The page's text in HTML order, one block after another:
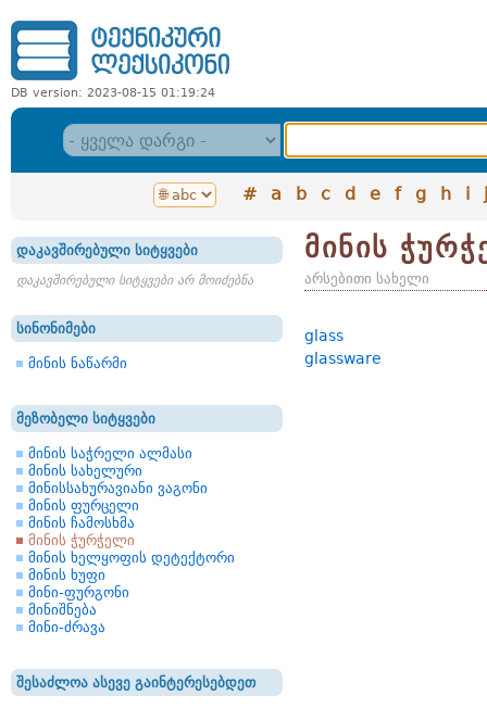
DB version: 2023-08-15 01:19:24
# a b c d e f g h i j
დაკავშირებული სიტყვები
დაკავშირებული სიტყვები არ მოიძებნა
სინონიმები
მინის ნაწარმი
მეზობელი სიტყვები
მინის საჭრელი ალმასი
მინის სახელური
მინისსახურავიანი ვაგონი
მინის ფურცელი
მინის ჩამოსხმა
მინის ჭურჭელი
მინის ხელყოფის დეტექტორი
მინის ხუფი
მინი-ფურგონი
მინიშნება
მინი-ძრავა
შესაძლოა ასევე გაინტერესებდეთ
მინის
არსებითი სახელი
glass
glassware